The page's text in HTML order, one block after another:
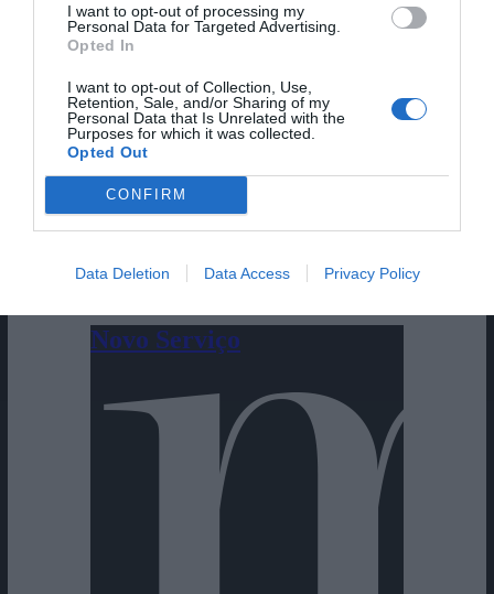
I want to opt-out of processing my
Personal Data for Targeted Advertising.
Opted In
I want to opt-out of Collection, Use,
Retention, Sale, and/or Sharing of my
Personal Data that Is Unrelated with the
Purposes for which it was collected.
Opted Out
CONFIRM
Data Deletion Data Access Privacy Policy
Cine Estreias HD